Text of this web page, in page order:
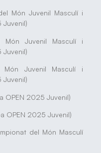
Món Juvenil Masculí i
Juvenil)
Món Juvenil Masculí i
Juvenil)
Món Juvenil Masculí i
Juvenil)
OPEN 2025 Juvenil)
OPEN 2025 Juvenil)
del Món Masculí